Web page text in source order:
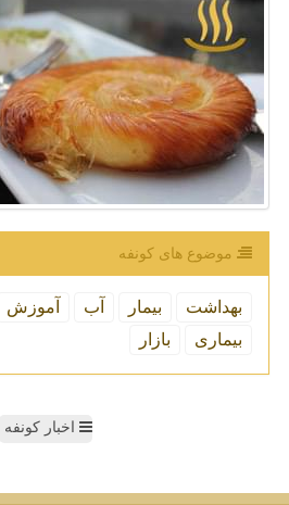
موضوع های كونفه
بهداشت بیمار آب آموزش
بیماری
بازار
اخبار کونفه